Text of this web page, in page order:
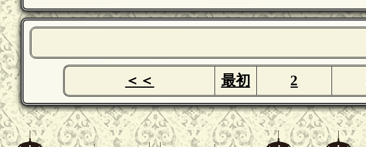
＜＜ 最初 2